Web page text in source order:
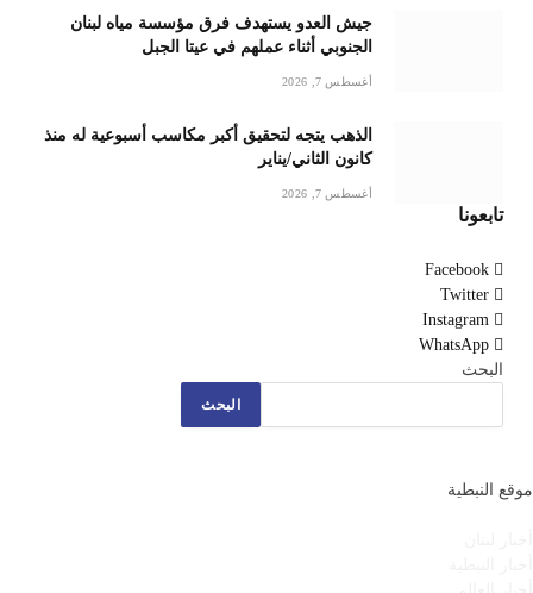
جيش العدو يستهدف فرق مؤسسة مياه لبنان
الجنوبي أثناء عملهم في عيتا الجبل
أغسطس 7, 2026
الذهب يتجه لتحقيق أكبر مكاسب أسبوعية له منذ
كانون الثاني/يناير
أغسطس 7, 2026
تابعونا
Facebook
Twitter
Instagram
WhatsApp
البحث
البحث
موقع النبطية